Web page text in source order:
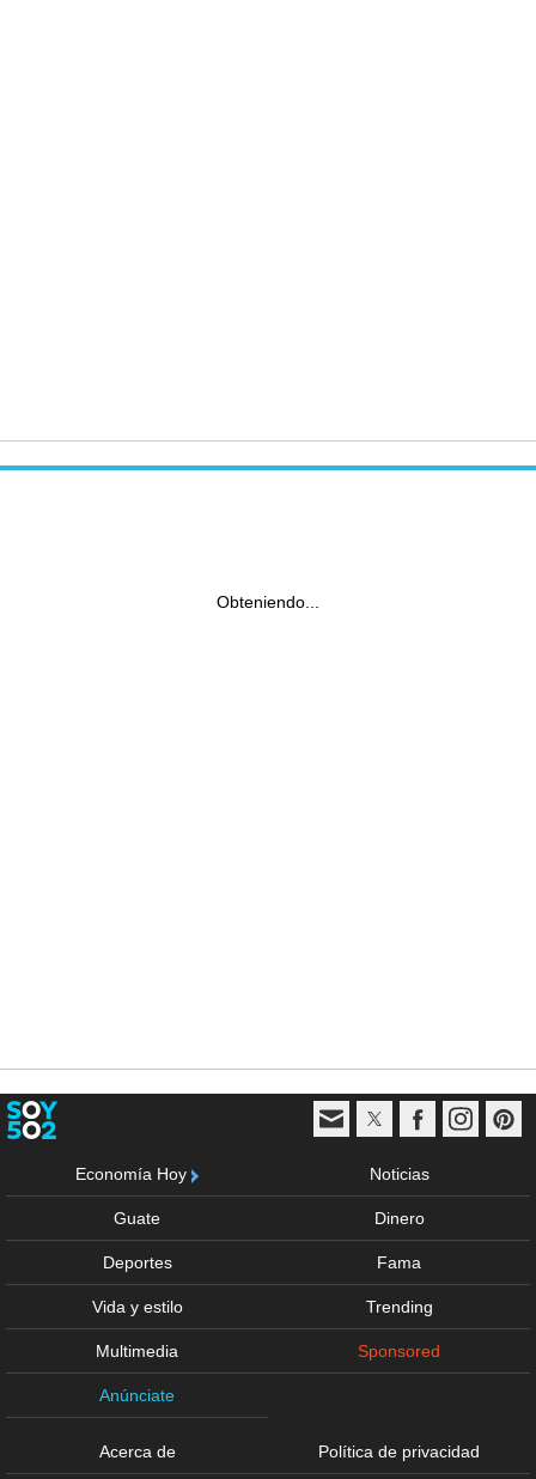
Obteniendo...
Economía Hoy Noticias
Guate Dinero
Deportes Fama
Vida y estilo Trending
Multimedia Sponsored
Anúnciate
Acerca de Política de privacidad